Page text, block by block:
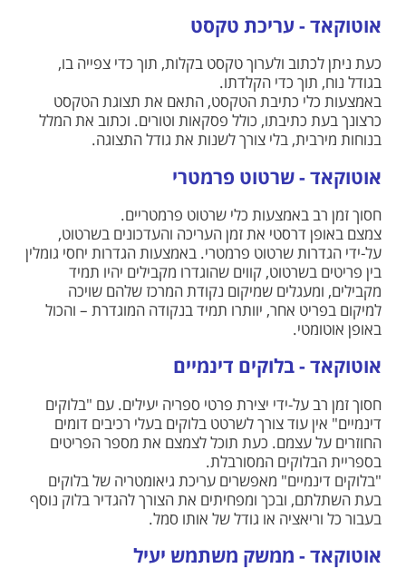
אוטוקאד - עריכת טקסט
כעת ניתן לכתוב ולערוך טקסט בקלות, תוך כדי צפייה בו,
בגודל נוח, תוך כדי הקלדתו.
באמצעות כלי כתיבת הטקסט, התאם את תצוגת הטקסט
כרצונך בעת כתיבתו, כולל פסקאות וטורים. וכתוב את המלל
בנוחות מירבית, בלי צורך לשנות את גודל התצוגה.
אוטוקאד - שרטוט פרמטרי
חסוך זמן רב באמצעות כלי שרטוט פרמטריים.
צמצם באופן דרסטי את זמן העריכה והעדכונים בשרטוט,
על-ידי הגדרות שרטוט פרמטרי. באמצעות הגדרות יחסי גומלין
בין פריטים בשרטוט, קווים שהוגדרו מקבילים יהיו תמיד
מקבילים, ומעגלים שמיקום נקודת המרכז שלהם שויכה
למיקום בפריט אחר, יוותרו תמיד בנקודה המוגדרת – והכול
באופן אוטומטי.
אוטוקאד - בלוקים דינמיים
חסוך זמן רב על-ידי יצירת פרטי ספריה יעילים. עם "בלוקים
דינמיים" אין עוד צורך לשרטט בלוקים בעלי רכיבים דומים
החוזרים על עצמם. כעת תוכל לצמצם את מספר הפריטים
בספריית הבלוקים המסורבלת.
"בלוקים דינמיים" מאפשרים עריכת גיאומטריה של בלוקים
בעת השתלתם, ובכך ומפחיתים את הצורך להגדיר בלוק נוסף
בעבור כל וריאציה או גודל של אותו סמל.
אוטוקאד - ממשק משתמש יעיל